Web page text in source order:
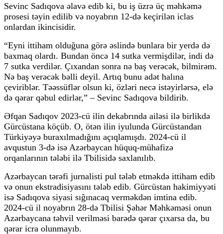
Sevinc Sadıqova əlavə edib ki, bu iş üzrə üç məhkəmə
prosesi təyin edilib və noyabrın 12-də keçirilən iclas
onlardan ikincisidir.
“Eyni ittiham olduğuna görə əslində bunlara bir yerdə də
baxmaq olardı. Bundan öncə 14 sutka vermişdilər, indi də
7 sutka verdilər. Çıxandan sonra nə baş verəcək, bilmirəm.
Nə baş verəcək bəlli deyil. Artıq bunu adət halına
çeviriblər. Təəssüflər olsun ki, özləri necə istəyirlərsə, elə
də qərar qəbul edirlər,” – Sevinc Sadıqova bildirib.
Əfqan Sadıqov 2023-cü ilin dekabrında ailəsi ilə birlikdə
Gürcüstana köçüb. O, ötən ilin iyulunda Gürcüstandan
Türkiyəyə buraxılmadığını açıqlamışdı. 2024-cü il
avqustun 3-də isə Azərbaycan hüquq-mühafizə
orqanlarının tələbi ilə Tbilisidə saxlanılıb.
Azərbaycan tərəfi jurnalisti pul tələb etməkdə ittiham edib
və onun ekstradisiyasını tələb edib. Gürcüstan hakimiyyəti
isə Sadıqova siyasi sığınacaq verməkdən imtina edib.
2024-cü il noyabrın 28-də Tbilisi Şəhər Məhkəməsi onun
Azərbaycana təhvil verilməsi barədə qərar çıxarsa da, bu
qərar icra olunmayıb.